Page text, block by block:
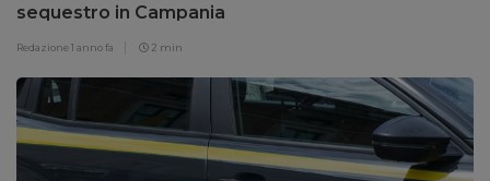
sequestro in Campania
Redazione1 anno fa 2 min